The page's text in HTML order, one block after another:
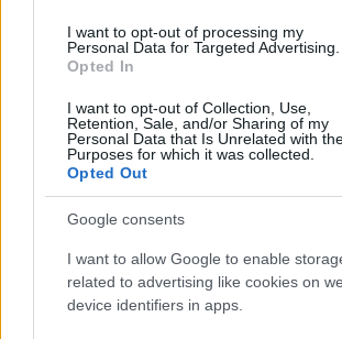
I want to opt-out of processing my
Personal Data for Targeted Advertising.
Opted In
I want to opt-out of Collection, Use,
Retention, Sale, and/or Sharing of my
Personal Data that Is Unrelated with
Purposes for which it was collected.
Opted Out
Google consents
I want to allow Google to enable
related to advertising like cookies on
device identifiers in apps.
székesfehérvári Vasvári Pál
A tankerületi központok laphoz
válaszai alapján kiderült, hogy
iskolákban azóta sem sikerült új
találni, így az iskolákat „helyettes”
szeptembertől, „ideiglenesen”.